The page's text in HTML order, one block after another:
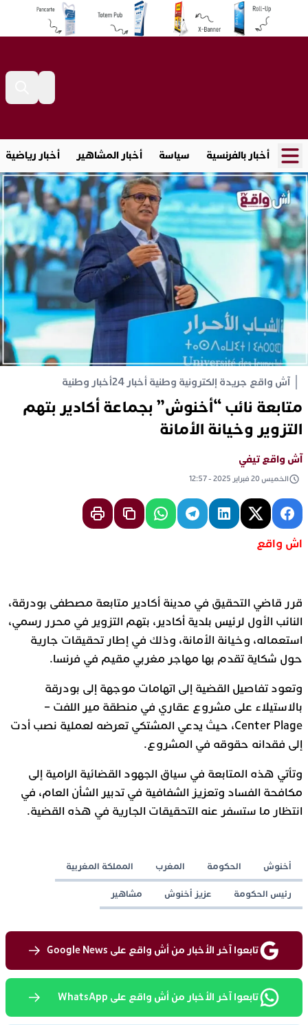
أخبار بالفرنسية سياسة أخبار المشاهير أخبار رياضية
آش واقع جريدة إلكترونية وطنية أخبار 24 أخبار وطنية
متابعة نائب “أخنوش” بجماعة أكادير بتهم
التزوير وخيانة الأمانة
آش واقع تيفي
الخميس 20 فبراير 2025 - 12:57
اش واقع
قرر قاضي التحقيق في مدينة أكادير متابعة مصطفى بودرقة،
النائب الأول لرئيس بلدية أكادير، بتهم التزوير في محرر رسمي،
استعماله، وخيانة الأمانة، وذلك في إطار تحقيقات جارية
حول شكاية تقدم بها مهاجر مغربي مقيم في فرنسا.
وتعود تفاصيل القضية إلى اتهامات موجهة إلى بودرقة
بالاستيلاء على مشروع عقاري في منطقة مير اللفت –
Center Plage، حيث يدعي المشتكي تعرضه لعملية نصب أدت
إلى فقدانه حقوقه في المشروع.
وتأتي هذه المتابعة في سياق الجهود القضائية الرامية إلى
مكافحة الفساد وتعزيز الشفافية في تدبير الشأن العام، في
انتظار ما ستسفر عنه التحقيقات الجارية في هذه القضية.
أخنوش الحكومة المغرب المملكة المغربية
رئيس الحكومة عزيز أخنوش مشاهير
تابعوا آخر الأخبار من أش واقع على Google News
تابعوا آخر الأخبار من أش واقع على WhatsApp